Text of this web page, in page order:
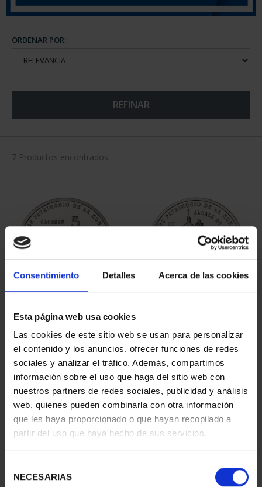
Consentimiento Detalles Acerca de las cookies
Esta página web usa cookies
Las cookies de este sitio web se usan para personalizar
el contenido y los anuncios, ofrecer funciones de redes
sociales y analizar el tráfico. Además, compartimos
información sobre el uso que haga del sitio web con
nuestros partners de redes sociales, publicidad y análisis
web, quienes pueden combinarla con otra información
que les haya proporcionado o que hayan recopilado a
partir del uso que haya hecho de sus servicios.
NECESARIAS
ORDENAR POR:
REFINAR
7 Productos encontrados
CIUDADES PATRIMONIO
- CÁCERES
73,00 € 73,00 €